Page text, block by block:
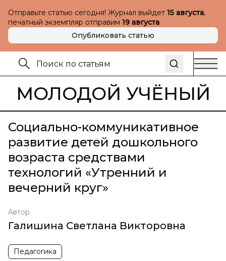
Отправьте статью сегодня! Журнал выйдет 15 августа,
печатный экземпляр отправим 19 августа
Опубликовать статью
МОЛОДОЙ УЧЁНЫЙ
Социально-коммуникативное
развитие детей дошкольного
возраста средствами
технологий «Утренний и
вечерний круг»
Автор
Галишина Светлана Викторовна
Педагогика